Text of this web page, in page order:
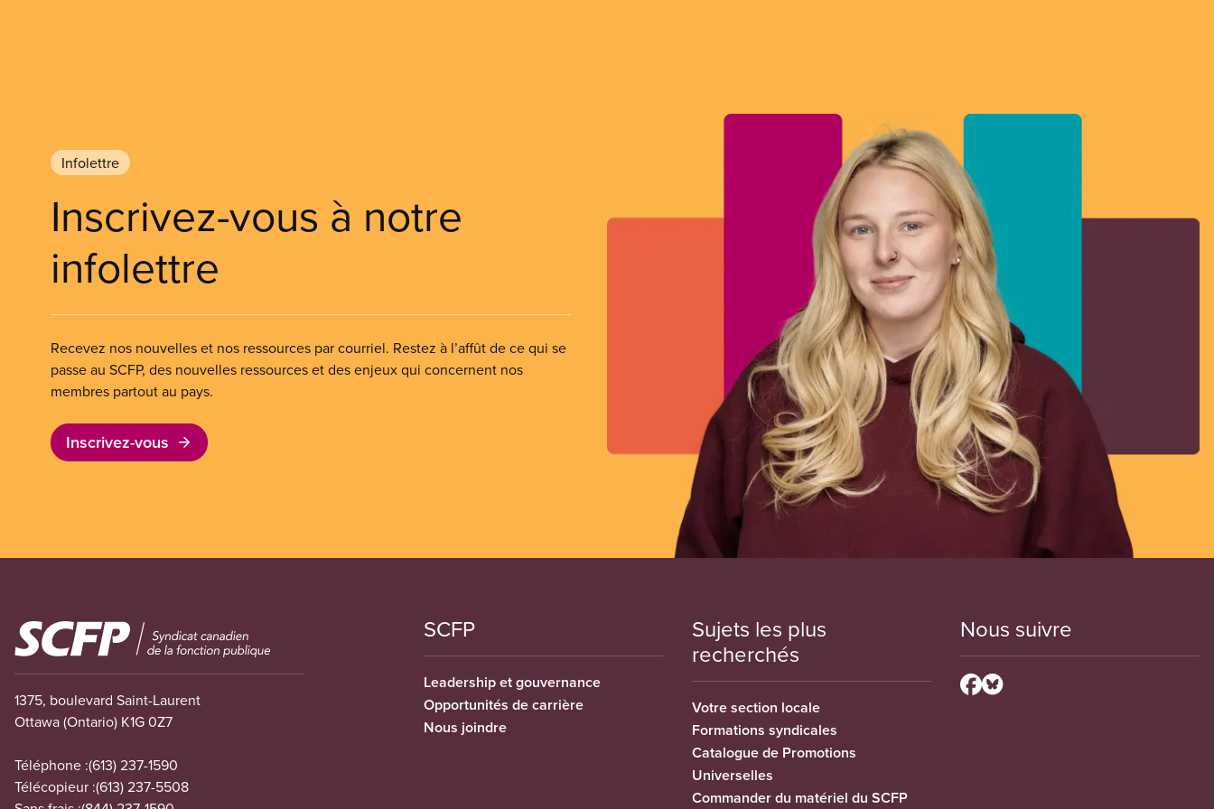
Infolettre
Inscrivez-vous à notre
infolettre
Recevez nos nouvelles et nos ressources par courriel. Restez à l’affût de ce qui se
passe au SCFP, des nouvelles ressources et des enjeux qui concernent nos
membres partout au pays.
Inscrivez-vous
Image
1375, boulevard Saint-Laurent
Ottawa (Ontario) K1G 0Z7
Téléphone :(613) 237-1590
Télécopieur :(613) 237-5508
SCFP
Leadership et gouvernance
Opportunités de carrière
Nous joindre
Sujets les plus
recherchés
Votre section locale
Formations syndicales
Catalogue de Promotions
Universelles
Commander du matériel du SCFP
Nous suivre